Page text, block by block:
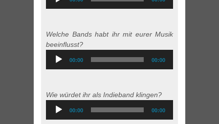
Player
Welche Bands habt ihr mit eurer Musik
beeinflusst?
Audio
Player
00:00 00:00
Wie würdet ihr als Indieband klingen?
Audio
Player
00:00 00:00